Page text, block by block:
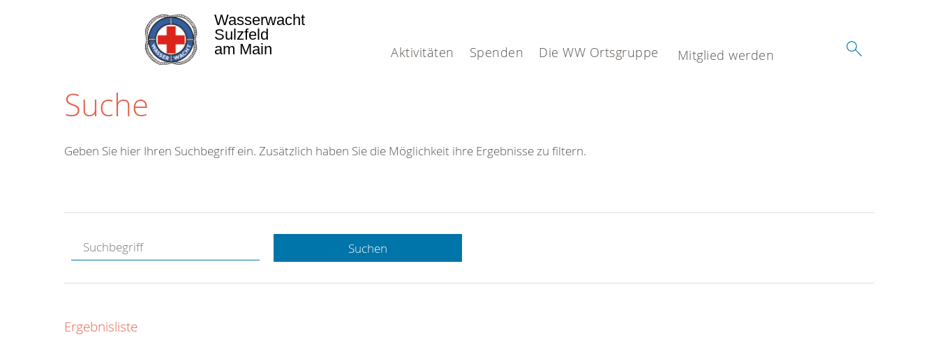
Aktivitäten Spenden Die WW Ortsgruppe Mitglied werden
Wasserwacht
Sulzfeld
am Main
Suche
Hotline.
gerne.
Geben Sie hier Ihren Suchbegriff ein. Zusätzlich haben Sie die Möglichkeit ihre Ergebnisse zu filtern.
Suchen
Ergebnisliste